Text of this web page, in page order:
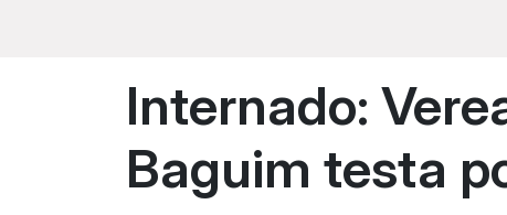
Internado:
Baguim testa